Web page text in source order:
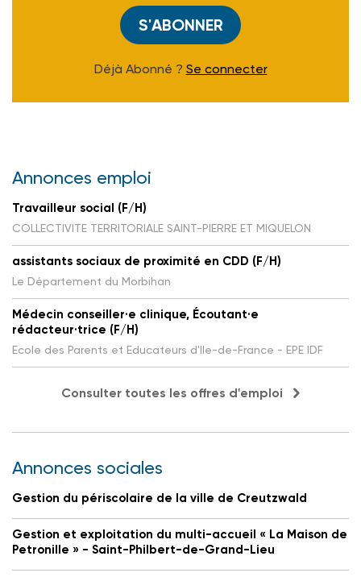
S'ABONNER
Déjà Abonné ? Se connecter
Annonces emploi
Travailleur social (F/H)
COLLECTIVITE TERRITORIALE SAINT-PIERRE ET MIQUELON
assistants sociaux de proximité en CDD (F/H)
Le Département du Morbihan
Médecin conseiller·e clinique, Écoutant·e
rédacteur·trice (F/H)
Ecole des Parents et Educateurs d'Ile-de-France - EPE IDF
Consulter toutes les offres d'emploi
Annonces sociales
Gestion du périscolaire de la ville de Creutzwald
Gestion et exploitation du multi-accueil « La Maison de
Petronille » - Saint-Philbert-de-Grand-Lieu